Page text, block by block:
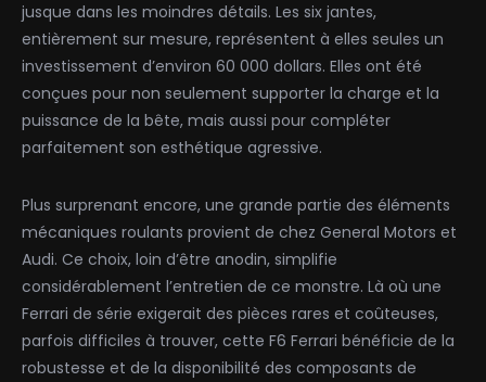
jusque dans les moindres détails. Les six jantes,
entièrement sur mesure, représentent à elles seules un
investissement d’environ 60 000 dollars. Elles ont été
conçues pour non seulement supporter la charge et la
puissance de la bête, mais aussi pour compléter
parfaitement son esthétique agressive.
Plus surprenant encore, une grande partie des éléments
mécaniques roulants provient de chez General Motors et
Audi. Ce choix, loin d’être anodin, simplifie
considérablement l’entretien de ce monstre. Là où une
Ferrari de série exigerait des pièces rares et coûteuses,
parfois difficiles à trouver, cette F6 Ferrari bénéficie de la
robustesse et de la disponibilité des composants de